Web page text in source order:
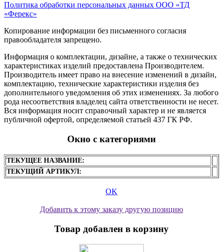
Политика обработки персональных данных ООО «ТД
«Ферекс»
Копирование информации без письменного согласия
правообладателя запрещено.
Информация о комплектации, дизайне, а также о технических
характеристиках изделий предоставлена Производителем.
Производитель имеет право на внесение изменений в дизайн,
комплектацию, технические характеристики изделия без
дополнительного уведомления об этих изменениях. За любого
рода несоответствия владелец сайта ответственности не несет.
Вся информация носит справочный характер и не является
публичной офертой, определяемой статьей 437 ГК РФ.
Окно с категориями
ТЕКУЩЕЕ НАЗВАНИЕ:
ТЕКУЩИЙ АРТИКУЛ:
OK
Добавить к этому заказу другую позицию
Товар добавлен в корзину